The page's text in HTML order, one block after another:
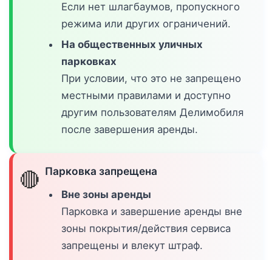
Если нет шлагбаумов, пропускного
режима или других ограничений.
На общественных уличных
парковках
При условии, что это не запрещено
местными правилами и доступно
другим пользователям Делимобиля
после завершения аренды.
🔴 Парковка запрещена
Вне зоны аренды
Парковка и завершение аренды вне
зоны покрытия/действия сервиса
запрещены и влекут штраф.